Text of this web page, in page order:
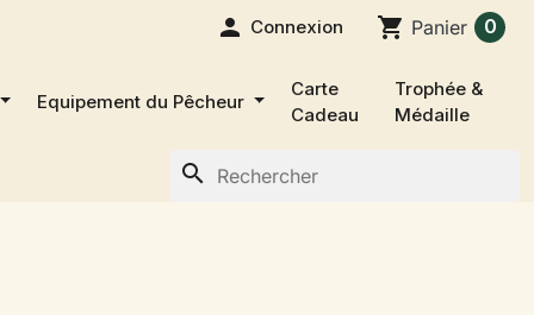
 Connexion shopping_cart Panier 0
Equipement du Pêcheur
Carte
Cadeau
Trophée &
Médaille
search